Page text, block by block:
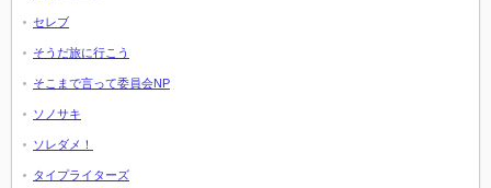
セレブ
そうだ旅に行こう
そこまで言って委員会NP
ソノサキ
ソレダメ！
タイプライターズ